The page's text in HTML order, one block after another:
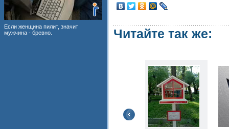
Если женщина пилит, значит
мужчина - бревно.
Читайте так же: